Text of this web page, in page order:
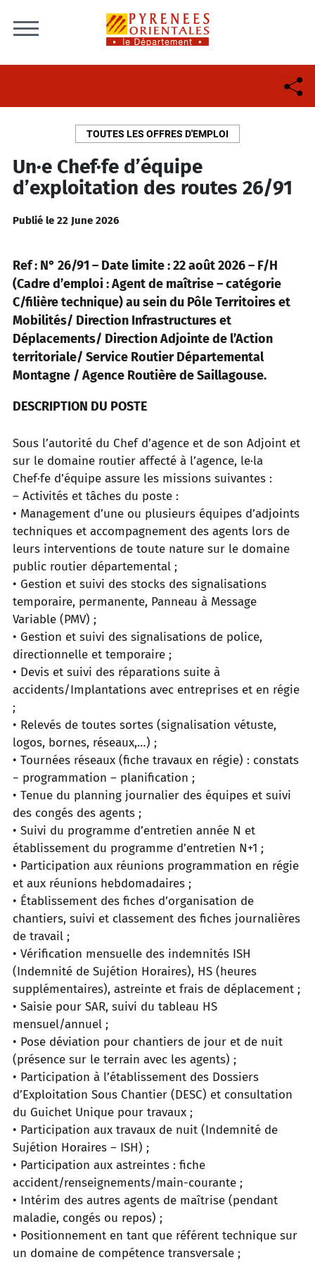
TOUTES LES OFFRES D'EMPLOI
Un·e Chef·fe d’équipe
d’exploitation des routes 26/91
Publié le 22 June 2026
Ref : N° 26/91 – Date limite : 22 août 2026 – F/H
(Cadre d’emploi : Agent de maîtrise – catégorie
C/filière technique) au sein du Pôle Territoires et
Mobilités/ Direction Infrastructures et
Déplacements/ Direction Adjointe de l’Action
territoriale/ Service Routier Départemental
Montagne / Agence Routière de Saillagouse.
DESCRIPTION DU POSTE
Sous l’autorité du Chef d’agence et de son Adjoint et
sur le domaine routier affecté à l’agence, le·la
Chef·fe d’équipe assure les missions suivantes :
– Activités et tâches du poste :
• Management d’une ou plusieurs équipes d’adjoints
techniques et accompagnement des agents lors de
leurs interventions de toute nature sur le domaine
public routier départemental ;
• Gestion et suivi des stocks des signalisations
temporaire, permanente, Panneau à Message
Variable (PMV) ;
• Gestion et suivi des signalisations de police,
directionnelle et temporaire ;
• Devis et suivi des réparations suite à
accidents/Implantations avec entreprises et en régie
;
• Relevés de toutes sortes (signalisation vétuste,
logos, bornes, réseaux,…) ;
• Tournées réseaux (fiche travaux en régie) : constats
− programmation – planification ;
• Tenue du planning journalier des équipes et suivi
des congés des agents ;
• Suivi du programme d’entretien année N et
établissement du programme d’entretien N+1 ;
• Participation aux réunions programmation en régie
et aux réunions hebdomadaires ;
• Établissement des fiches d’organisation de
chantiers, suivi et classement des fiches journalières
de travail ;
• Vérification mensuelle des indemnités ISH
(Indemnité de Sujétion Horaires), HS (heures
supplémentaires), astreinte et frais de déplacement ;
• Saisie pour SAR, suivi du tableau HS
mensuel/annuel ;
• Pose déviation pour chantiers de jour et de nuit
(présence sur le terrain avec les agents) ;
• Participation à l’établissement des Dossiers
d’Exploitation Sous Chantier (DESC) et consultation
du Guichet Unique pour travaux ;
• Participation aux travaux de nuit (Indemnité de
Sujétion Horaires – ISH) ;
• Participation aux astreintes : fiche
accident/renseignements/main-courante ;
• Intérim des autres agents de maîtrise (pendant
maladie, congés ou repos) ;
• Positionnement en tant que référent technique sur
un domaine de compétence transversale ;